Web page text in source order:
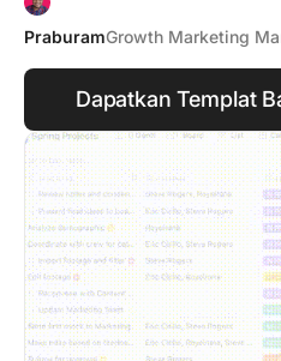
PraburamGrowth Marketing
Dapatkan Templat